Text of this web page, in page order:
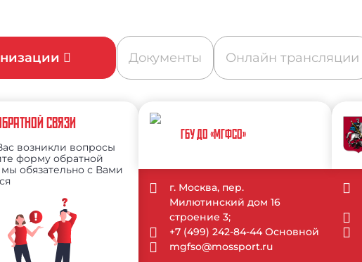
Документы Онлайн трансляции
СВЯЗИ
возникли вопросы
форму обратной
обязательно с Вами
ГБУ ДО «МГФСО»
г. Москва, пер.
Милютинский дом 16
строение 3;
+7 (499) 242-84-44 Основной
mgfso@mossport.ru